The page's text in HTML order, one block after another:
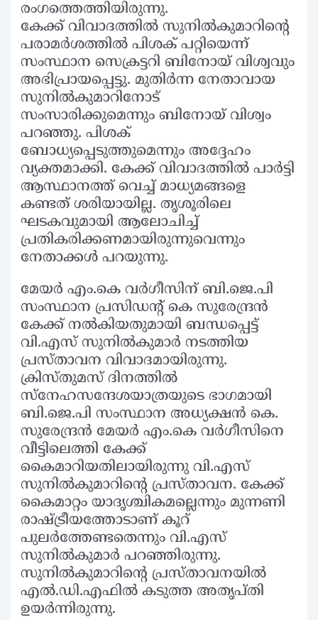
രംഗത്തെത്തിയിരുന്നു.
കേക്ക് വിവാദത്തില്‍ സുനില്‍കുമാറിന്റെ
പരാമര്‍ശത്തില്‍ പിശക് പറ്റിയെന്ന്
സംസ്ഥാന സെക്രട്ടറി ബിനോയ് വിശ്വവും
അഭിപ്രായപ്പെട്ടു. മുതിര്‍ന്ന നേതാവായ
സുനില്‍കുമാറിനോട്
സംസാരിക്കുമെന്നും ബിനോയ് വിശ്വം
പറഞ്ഞു. പിശക്
ബോധ്യപ്പെടുത്തുമെന്നും അദ്ദേഹം
വ്യക്തമാക്കി. കേക്ക് വിവാദത്തില്‍ പാര്‍ട്ടി
ആസ്ഥാനത്ത് വെച്ച് മാധ്യമങ്ങളെ
കണ്ടത് ശരിയായില്ല. തൃശൂരിലെ
ഘടകവുമായി ആലോചിച്ച്
പ്രതികരിക്കണമായിരുന്നുവെന്നും
നേതാക്കള്‍ പറയുന്നു.
മേയര്‍ എം.കെ വര്‍ഗീസിന് ബി.ജെ.പി
സംസ്ഥാന പ്രസിഡന്റ് കെ സുരേന്ദ്രന്‍
കേക്ക് നല്‍കിയതുമായി ബന്ധപ്പെട്ട്
വി.എസ് സുനില്‍കുമാര്‍ നടത്തിയ
പ്രസ്താവന വിവാദമായിരുന്നു.
ക്രിസ്തുമസ് ദിനത്തില്‍
സ്‌നേഹസന്ദേശയാത്രയുടെ ഭാഗമായി
ബി.ജെ.പി സംസ്ഥാന അധ്യക്ഷന്‍ കെ.
സുരേന്ദ്രന്‍ മേയര്‍ എം.കെ വര്‍ഗീസിനെ
വീട്ടിലെത്തി കേക്ക്
കൈമാറിയതിലായിരുന്നു വി.എസ്
സുനില്‍കുമാറിന്റെ പ്രസ്താവന. കേക്ക്
കൈമാറ്റം യാദൃശ്ചികമല്ലെന്നും മുന്നണി
രാഷ്ട്രീയത്തോടാണ് കൂറ്
പുലര്‍ത്തേണ്ടതെന്നും വി.എസ്
സുനില്‍കുമാര്‍ പറഞ്ഞിരുന്നു.
സുനില്‍കുമാറിന്റെ പ്രസ്താവനയില്‍
എല്‍.ഡി.എഫില്‍ കടുത്ത അതൃപ്തി
ഉയര്‍ന്നിരുന്നു.